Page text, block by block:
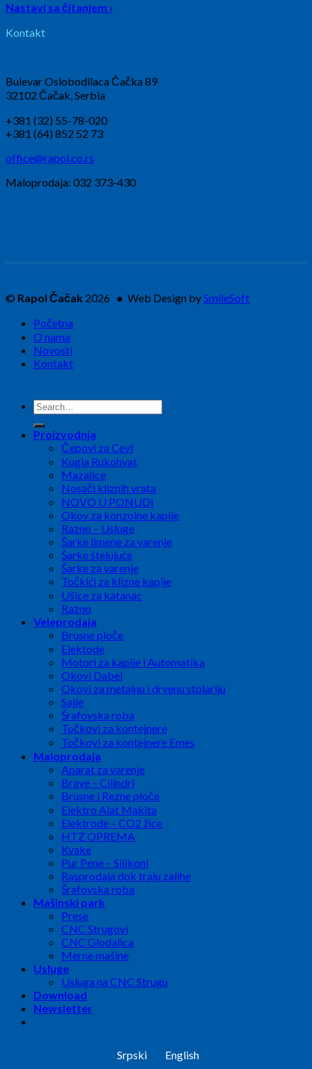
Nastavi sa čitanjem ›
Kontakt
Bulevar Oslobodilaca Čačka 89
32102 Čačak, Serbia
+381 (32) 55-78-020
+381 (64) 852 52 73
office@rapol.co.rs
Maloprodaja: 032 373-430
© Rapol Čačak 2026 ● Web Design bySmileSoft
Početna
O nama
Novosti
Kontakt
Search
for:
Proizvodnja
Čepovi za Cevi
Kugla Rukohvat
Mazalice
Nosači kliznih vrata
NOVO U PONUDI
Okov za konzolne kapije
Razno – Usluge
Šarke limene za varenje
Šarke štelujuće
Šarke za varenje
Točkići za klizne kapije
Ušice za katanac
Razno
Veleprodaja
Brusne ploče
Elektode
Motori za kapije i Automatika
Okovi Dabel
Okovi za metalnu i drvenu stolariju
Sajle
Šrafovska roba
Točkovi za kontejnere
Točkovi za kontejnere Emes
Maloprodaja
Aparat za varenje
Brave – Cilindri
Brusne i Rezne ploče
Elektro Alat Makita
Elektrode – CO2 žice
HTZ OPREMA
Kvake
Pur Pene – Silikoni
Rasprodaja dok traju zalihe
Šrafovska roba
Mašinski park
Prese
CNC Strugovi
CNC Glodalica
Merne mašine
Usluge
Usluga na CNC Strugu
Download
Newsletter
Srpski English